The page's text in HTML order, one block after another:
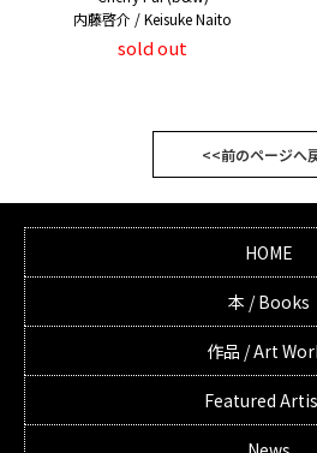
内藤啓介 / Keisuke Naito
sold out
<<前のページへ
HOME
本 / Books
作品 / Art
Featured